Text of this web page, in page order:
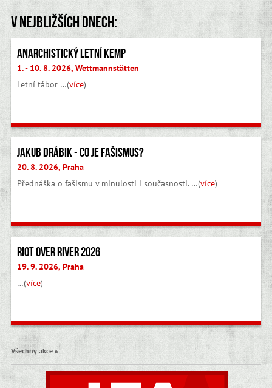
V nejbližších dnech:
Anarchistický letní kemp
1. - 10. 8. 2026, Wettmannstätten
Letní tábor …(více)
Jakub Drábik - Co je fašismus?
20. 8. 2026, Praha
Přednáška o fašismu v minulosti i současnosti. …(více)
Riot Over River 2026
19. 9. 2026, Praha
…(více)
Všechny akce »